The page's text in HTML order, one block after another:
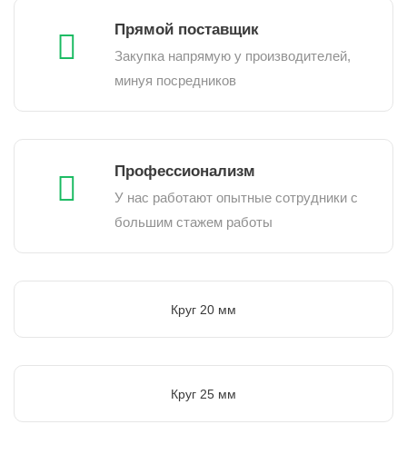
Прямой поставщик
Закупка напрямую у производителей,
минуя посредников
Профессионализм
У нас работают опытные сотрудники с
большим стажем работы
Круг 20 мм
Круг 25 мм